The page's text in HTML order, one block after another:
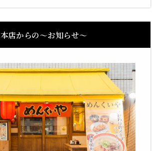
本店からの〜お知らせ〜